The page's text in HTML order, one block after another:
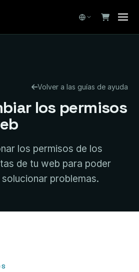
Volver a las guías de ayuda
los permisos
los permisos de los
de tu web para poder
problemas.